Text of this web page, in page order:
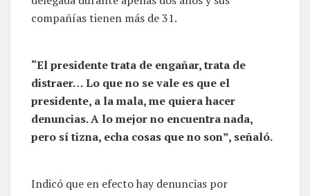
compañías tienen más de 31.
“El presidente trata de engañar, trata de
distraer… Lo que no se vale es que el
presidente, a la mala, me quiera hacer
denuncias. A lo mejor no encuentra nada,
pero sí tizna, echa cosas que no son”, señaló.
Indicó que en efecto hay denuncias por